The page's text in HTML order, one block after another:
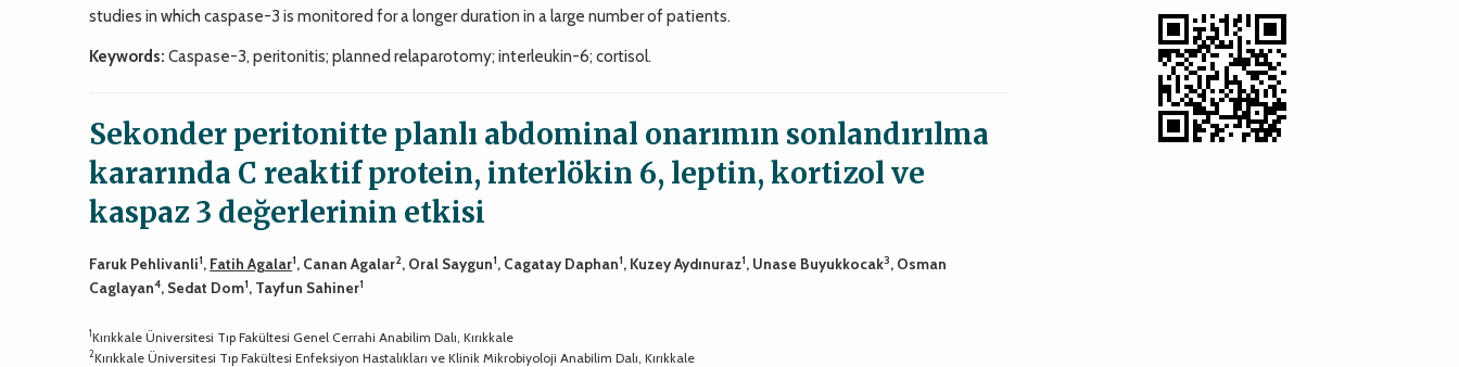
studies in which caspase-3 is monitored for a longer duration in a large number of patients.
Keywords: Caspase-3, peritonitis; planned relaparotomy; interleukin-6; cortisol.
Sekonder peritonitte planlı abdominal onarımın sonlandırılma
kararında C reaktif protein, interlökin 6, leptin, kortizol ve
kaspaz 3 değerlerinin etkisi
Faruk Pehlivanli1, Fatih Agalar1, Canan Agalar2, Oral Saygun1, Cagatay Daphan1, Kuzey Aydınuraz1, Unase Buyukkocak3, Osman
Caglayan4, Sedat Dom1, Tayfun Sahiner1
1Kırıkkale Üniversitesi Tıp Fakültesi Genel Cerrahi Anabilim Dalı, Kırıkkale
2Kırıkkale Üniversitesi Tıp Fakültesi Enfeksiyon Hastalıkları ve Klinik Mikrobiyoloji Anabilim Dalı, Kırıkkale